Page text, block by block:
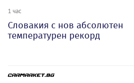
1 час
Словакия с нов абсолютен
температурен рекорд